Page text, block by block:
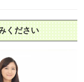
ください